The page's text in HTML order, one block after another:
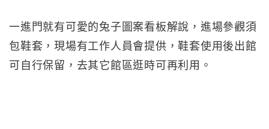
一進門就有可愛的兔子圖案看板解說，進場參觀須
包鞋套，現場有工作人員會提供，鞋套使用後出館
可自行保留，去其它館區逛時可再利用。